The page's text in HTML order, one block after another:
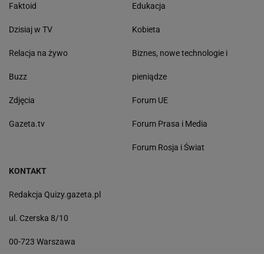
Faktoid
Dzisiaj w TV
Relacja na żywo
Buzz
Zdjęcia
Gazeta.tv
Edukacja
Kobieta
Biznes, nowe technologie i
pieniądze
Forum UE
Forum Prasa i Media
Forum Rosja i Świat
KONTAKT
Redakcja Quizy.gazeta.pl
ul. Czerska 8/10
00-723 Warszawa